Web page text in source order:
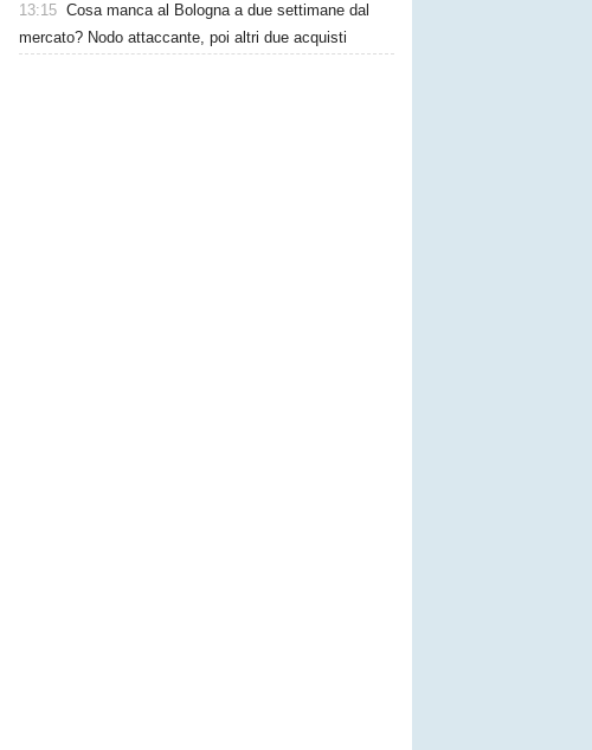
13:15 Cosa manca al Bologna a due settimane dal
mercato? Nodo attaccante, poi altri due acquisti